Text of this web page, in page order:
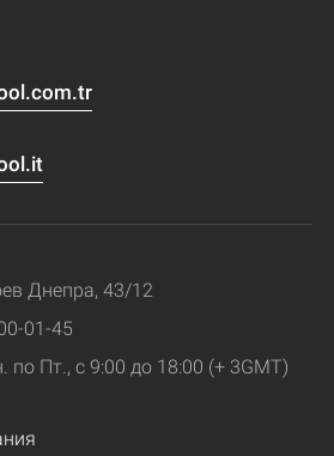
Днепра, 43/12
01-45
по Пт., с 9:00 до 18:00 (+ 3GMT)